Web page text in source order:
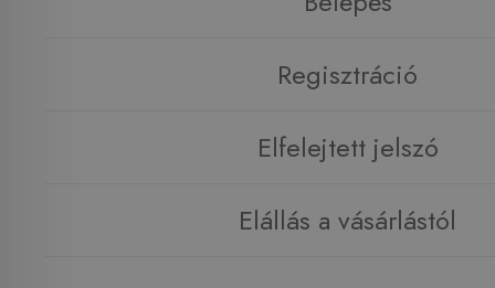
Regisztráció
Elfelejtett jelszó
Elállás a vásárlástól